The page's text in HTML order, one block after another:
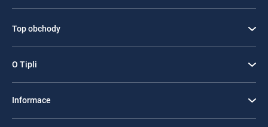
Top obchody
O Tipli
Informace